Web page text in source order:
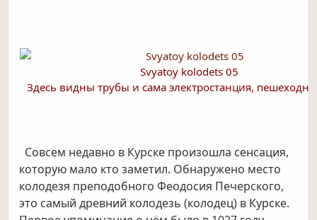
Svyatoy kolodets 05
Здесь видны трубы и сама электростанция,
Совсем недавно в Курске произошла сенсация,
которую мало кто заметил. Обнаружено место
колодезя преподобного Феодосия Печерского,
это самый древний колодезь (колодец) в Курске.